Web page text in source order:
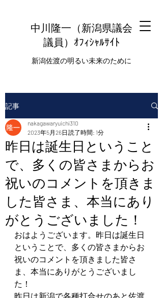
中川隆一（新潟県議会
議員 ）ｵﾌｨｼｬﾙｻｲﾄ
新潟佐渡の明るい未来のために
記事
昨日は誕生日ということ
で、多くの皆さまからお
祝いのコメントを頂きま
した皆さま、本当にあり
がとうございました！
nakagawaryuichi310
2023年5月26日 読了時間: 1分
おはようございます。昨日は誕生日
ということで、多くの皆さまからお
祝いのコメントを頂きました皆さ
ま、本当にありがとうございまし
た！
昨日は新潟で各種打合せのあと佐渡